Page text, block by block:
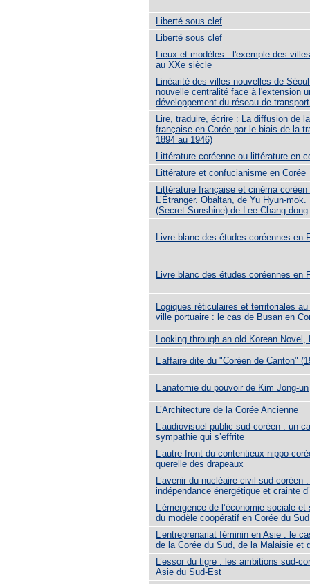
Liberté sous clef
Liberté sous clef
Lieux et modèles : l'exemple des
au XXe siècle
Linéarité des villes nouvelles de
nouvelle centralité face à l'extension
développement du réseau de
Lire, traduire, écrire : La diffusion de
française en Corée par le biais de la
1894 au 1946)
Littérature coréenne ou littérature en
Littérature et confucianisme en Corée
Littérature française et cinéma
L’Étranger. Obaltan, de Yu Hyun-
(Secret Sunshine) de Lee Chang-dong
Livre blanc des études coréennes en
Livre blanc des études coréennes en
Logiques réticulaires et territoriales
ville portuaire : le cas de Busan en
Looking through an old Korean Novel,
L’affaire dite du "Coréen de Canton"
L’anatomie du pouvoir de Kim Jong-un
L’Architecture de la Corée Ancienne
L’audiovisuel public sud-coréen : un
sympathie qui s’effrite
L’autre front du contentieux nippo-
querelle des drapeaux
L’avenir du nucléaire civil sud-coréen
indépendance énergétique et crainte
L’émergence de l’économie sociale
du modèle coopératif en Corée du Sud
L’entreprenariat féminin en Asie : le
de la Corée du Sud, de la Malaisie et
L’essor du tigre : les ambitions sud-
Asie du Sud-Est